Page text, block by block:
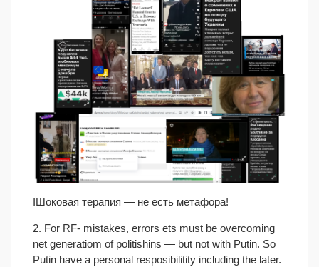
IШоковая терапия — не есть метафора!
2. For RF- mistakes, errors ets must be overcoming
net generatiom of politishins — but not with Putin. So
Putin have a personal resposibilitity including the later.